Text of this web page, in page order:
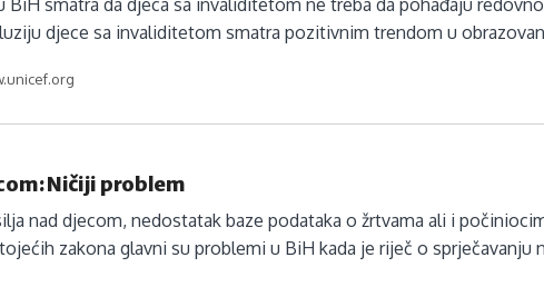
BiH smatra da djeca sa invaliditetom ne treba da pohađaju
djece sa invaliditetom smatra pozitivnim trendom u
Ničiji problem
nad djecom, nedostatak baze podataka o žrtvama ali i
zakona glavni su problemi u BiH kada je riječ o sprječavanju